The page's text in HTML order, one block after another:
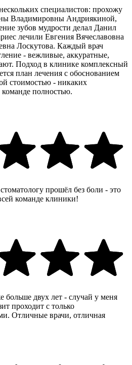
специалистов: прохожу
Владимировны Андриякиной,
зубов мудрости делал Данил
лечили Евгения Вячеславовна
Лоскутова. Каждый врач
- вежливые, аккуратные,
Подход в клинике комплексный
план лечения с обоснованием
стоимостью - никаких
полностью.
прошёл без боли - это
команде клиники!
больше двух лет - случай у меня
проходит с только
Отличные врачи, отличная